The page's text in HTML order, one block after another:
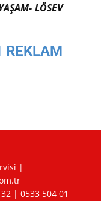
LÖSEV
REKLAM
|
| 0533 504 01